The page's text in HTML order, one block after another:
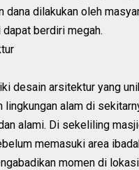
dana dilakukan oleh
berdiri megah.
desain arsitektur yang
lingkungan alam di
alami. Di sekeliling
memasuki area
momen di